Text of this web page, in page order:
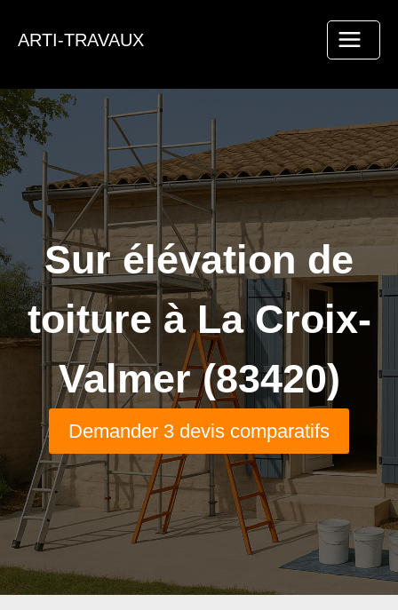
ARTI-TRAVAUX
Sur élévation de
toiture à La Croix-
Valmer (83420)
Demander 3 devis comparatifs